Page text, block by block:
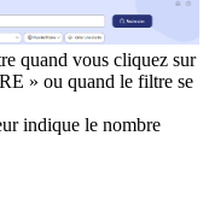
quand vous cliquez sur
» ou quand le filtre se
indique le nombre